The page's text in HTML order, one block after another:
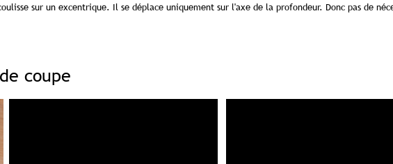
sur un excentrique. Il se déplace uniquement sur l'axe de la profondeur. Donc pas de
coupe